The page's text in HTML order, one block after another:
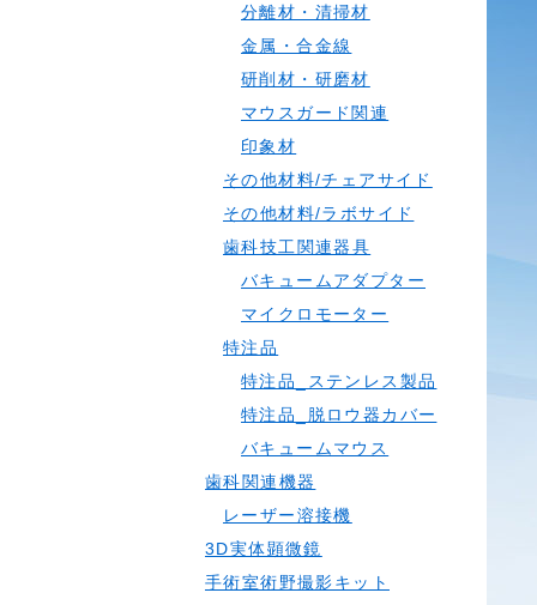
分離材・清掃材
金属・合金線
研削材・研磨材
マウスガード関連
印象材
その他材料/チェアサイド
その他材料/ラボサイド
歯科技工関連器具
バキュームアダプター
マイクロモーター
特注品
特注品_ステンレス製品
特注品_脱ロウ器カバー
バキュームマウス
歯科関連機器
レーザー溶接機
3D実体顕微鏡
手術室術野撮影キット